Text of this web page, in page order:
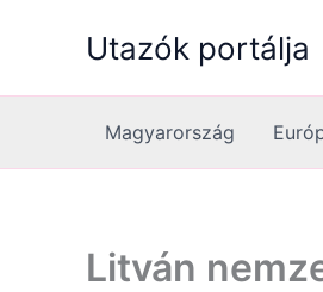
Utazók portálja
Magyarország
Litván